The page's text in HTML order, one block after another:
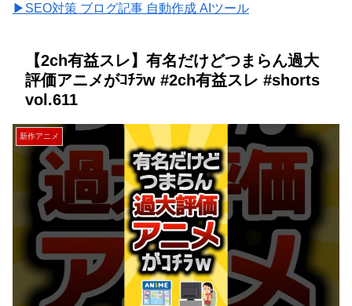
▶SEO対策 ブログ記事 自動作成 AIツール
【2ch有益スレ】有名だけどつまらん過大
評価アニメがｺﾁﾗw #2ch有益スレ #shorts
vol.611
新作アニメ